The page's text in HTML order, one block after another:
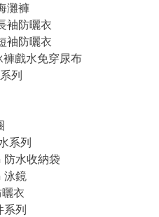
灘褲
袖防曬衣
袖防曬衣
戲水免穿尿布
列
系列
水收納袋
泳鏡
衣
系列